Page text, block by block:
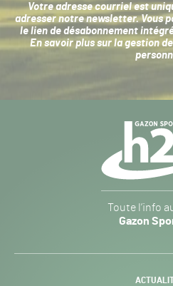
Votre adresse courriel est
adresser notre newsletter. Vous
le lien de désabonnement
En savoir plus sur la gestion
Pro
-
Toute l’info
Gazon